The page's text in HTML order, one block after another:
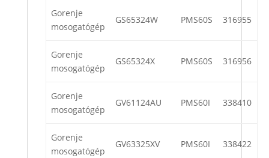
Gorenje
mosogatógép
GS65324W PMS60S 316955
Gorenje
mosogatógép
GS65324X PMS60S 316956
Gorenje
mosogatógép
GV61124AU PMS60I 338410
Gorenje
mosogatógép
GV63325XV PMS60I 338422